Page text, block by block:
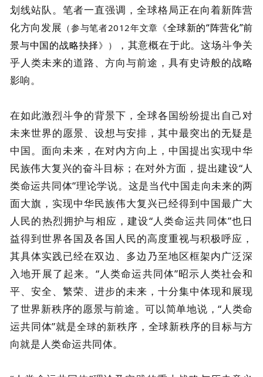
划线站队。笔者一直强调，全球格局正在向着新阵营
化方向发展 （参与笔者2012年文章《全球新的“阵营化”前
景与中国的战略抉择》）
，其意概在于此。这场斗争关
乎人类未来的道路、方向与前途，具有史诗般的战略
影响。
在如此激烈斗争的背景下，全球各国纷纷提出自己对
未来世界的愿景、设想与安排，其中最突出的无疑是
中国。面向未来，在对内方向上，中国提出实现中华
民族伟大复兴的奋斗目标；在对外方面，提出建设“人
类命运共同体”理论学说。这是当代中国走向未来的两
面大旗，实现中华民族伟大复兴已经得到中国最广大
人民的热烈拥护与相应，建设“人类命运共同体”也日
益得到世界各国及各国人民的高度重视与积极呼应，
其具体实践已经在双边、多边乃至地区框架内广泛深
入地开展了起来。“人类命运共同体”昭示人类社会和
平、安全、繁荣、进步的未来，十分集中体现和展现
了世界新秩序的愿景与前途。可以简单地说，“人类命
运共同体”就是全球的新秩序，全球新秩序的目标与方
向就是人类命运共同体。